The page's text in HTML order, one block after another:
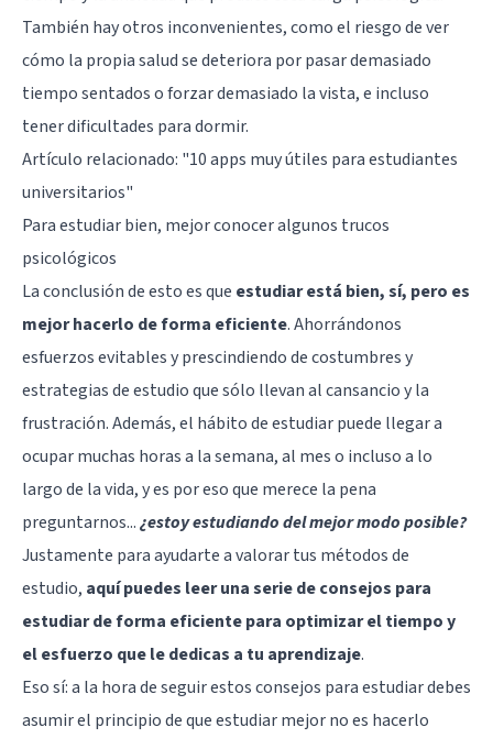
También hay otros inconvenientes, como el riesgo de ver
cómo la propia salud se deteriora por pasar demasiado
tiempo sentados o forzar demasiado la vista, e incluso
tener dificultades para dormir.
Artículo relacionado: "10 apps muy útiles para estudiantes
universitarios"
Para estudiar bien, mejor conocer algunos trucos
psicológicos
La conclusión de esto es que estudiar está bien, sí, pero es
mejor hacerlo de forma eficiente. Ahorrándonos
esfuerzos evitables y prescindiendo de costumbres y
estrategias de estudio que sólo llevan al cansancio y la
frustración. Además, el hábito de estudiar puede llegar a
ocupar muchas horas a la semana, al mes o incluso a lo
largo de la vida, y es por eso que merece la pena
preguntarnos...¿estoy estudiando del mejor modo posible?
Justamente para ayudarte a valorar tus métodos de
estudio, aquí puedes leer una serie de consejos para
estudiar de forma eficiente para optimizar el tiempo y
el esfuerzo que le dedicas a tu aprendizaje.
Eso sí: a la hora de seguir estos consejos para estudiar debes
asumir el principio de que estudiar mejor no es hacerlo